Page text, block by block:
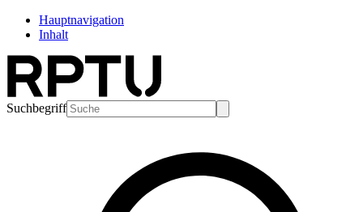
Hauptnavigation
Inhalt
Suchbegriff